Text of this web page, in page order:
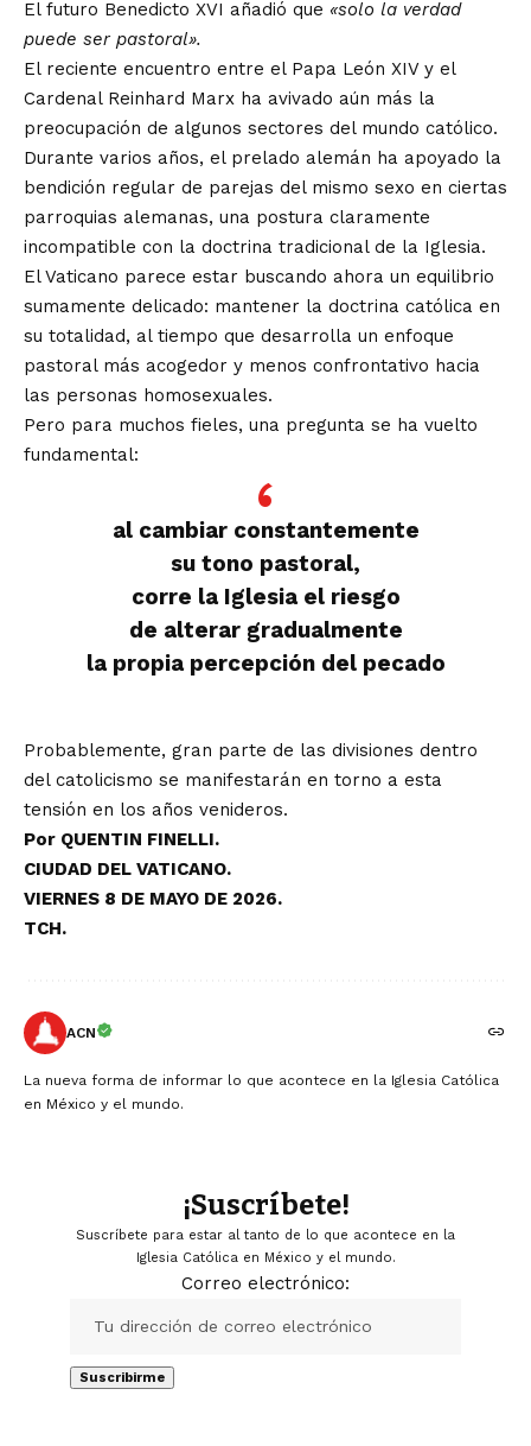
El futuro Benedicto XVI añadió que «solo la verdad
puede ser pastoral».
El reciente encuentro entre el Papa León XIV y el
Cardenal Reinhard Marx ha avivado aún más la
preocupación de algunos sectores del mundo católico.
Durante varios años, el prelado alemán ha apoyado la
bendición regular de parejas del mismo sexo en ciertas
parroquias alemanas, una postura claramente
incompatible con la doctrina tradicional de la Iglesia.
El Vaticano parece estar buscando ahora un equilibrio
sumamente delicado: mantener la doctrina católica en
su totalidad, al tiempo que desarrolla un enfoque
pastoral más acogedor y menos confrontativo hacia
las personas homosexuales.
Pero para muchos fieles, una pregunta se ha vuelto
fundamental:
al cambiar constantemente
su tono pastoral,
corre la Iglesia el riesgo
de alterar gradualmente
la propia percepción del pecado
Probablemente, gran parte de las divisiones dentro
del catolicismo se manifestarán en torno a esta
tensión en los años venideros.
Por QUENTIN FINELLI.
CIUDAD DEL VATICANO.
VIERNES 8 DE MAYO DE 2026.
TCH.
ACN
La nueva forma de informar lo que acontece en la Iglesia Católica
en México y el mundo.
¡Suscríbete!
Suscríbete para estar al tanto de lo que acontece en la
Iglesia Católica en México y el mundo.
Correo electrónico: